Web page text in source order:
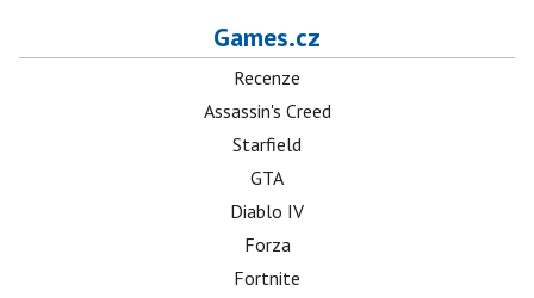
Games.cz
Recenze
Assassin's Creed
Starfield
GTA
Diablo IV
Forza
Fortnite